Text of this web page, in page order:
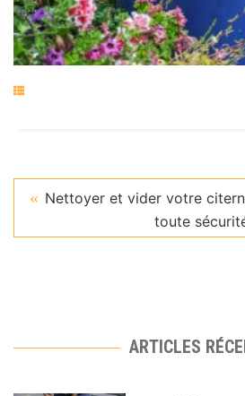
Nettoyer et vider votre
toute
ARTICLES